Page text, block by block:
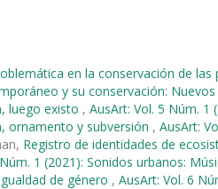
en la conservación de
y su conservación:
luego existo , AusArt: Vol. 5 Núm.
ornamento y subversión , AusArt:
Registro de identidades de
1 (2021): Sonidos urbanos:
de género , AusArt: Vol. 6